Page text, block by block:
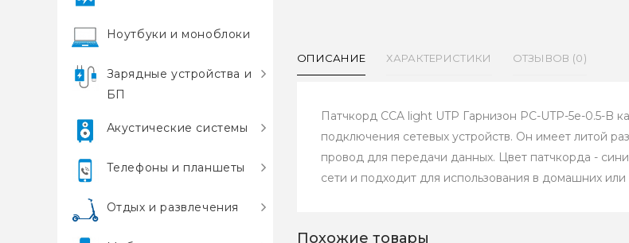
Ноутбуки и моноблоки
Зарядные устройства и
БП
Акустические системы
Телефоны и планшеты
Отдых и развлечения
ОПИСАНИЕ ХАРАКТЕРИСТИКИ ОТЗЫВОВ (0)
Патчкорд CCA light UTP Гарнизон PC-UTP-5e-0.5-B
подключения сетевых устройств. Он имеет литой
провод для передачи данных. Цвет патчкорда -
сети и подходит для использования в домашних или
Похожие товары